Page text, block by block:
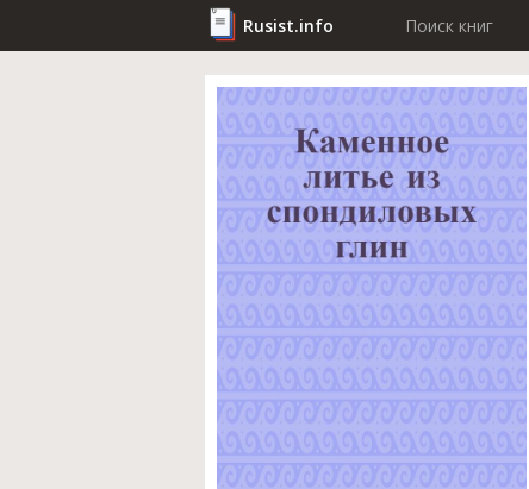
Rusist.info Поиск книг